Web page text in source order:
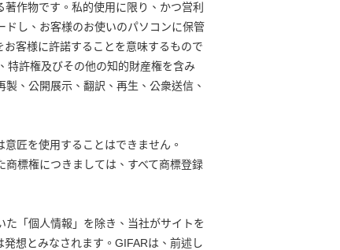
作物です。私的使用に限り、かつ営利
し、お客様のお使いのパソコンに保管
客様に許諾することを意味するもので
特許権及びその他の知的財産権を含み
、公開展示、翻訳、再生、公衆送信、
匠を使用することはできません。
標権につきましては、すべて商標登録
「個人情報」を除き、当社がサイトを
想とみなされます。GIFARは、前述し